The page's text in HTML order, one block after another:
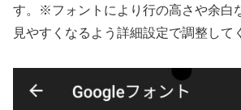
す。※フォントにより行の高さや余白
見やすくなるよう詳細設定で調整して